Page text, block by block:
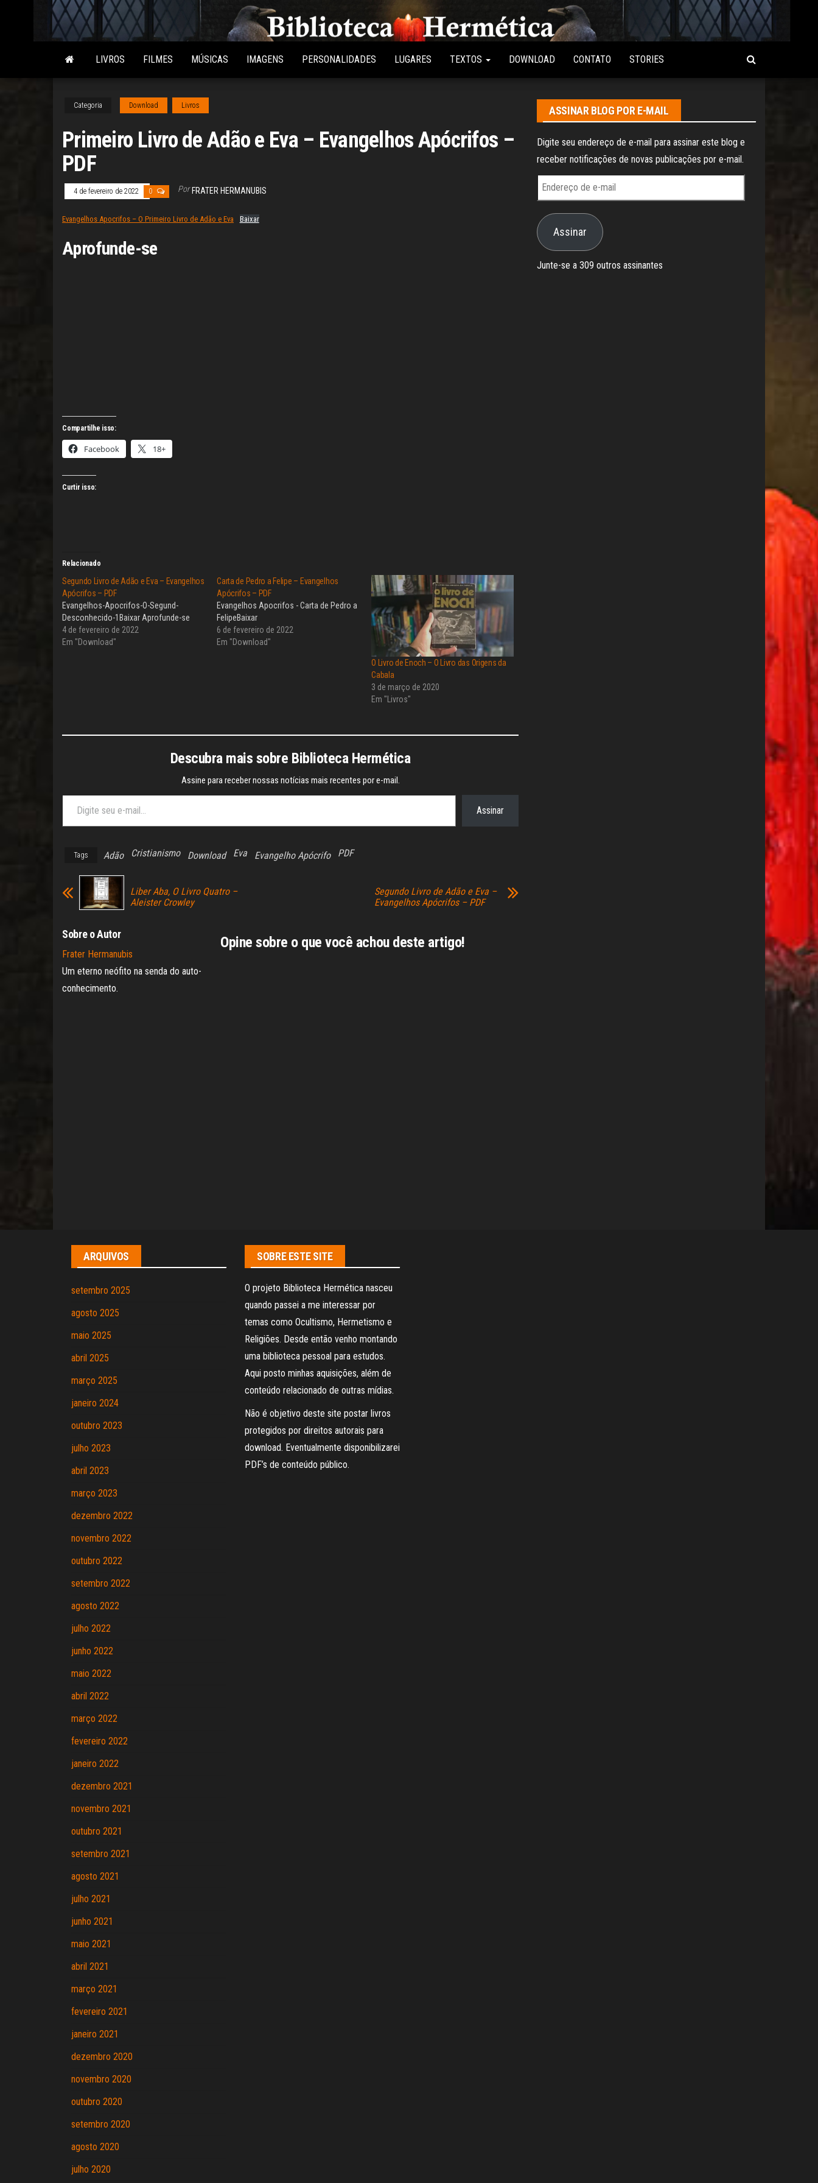
Biblioteca
Hermética
Conteúdo
sobre
Hermetismo,
Ocultismo,
LIVROS FILMES MÚSICAS IMAGENS PERSONALIDADES LUGARES TEXTOS DOWNLOAD CONTATO STORIES
Categoria Download Livros
Primeiro Livro de Adão e Eva – Evangelhos Apócrifos –
PDF
4 de fevereiro de 2022 0 Por FRATER HERMANUBIS
Evangelhos Apocrifos – O Primeiro Livro de Adão e Eva Baixar
Aprofunde-se
Compartilhe isso:
Facebook 18+
Curtir isso:
Relacionado
Segundo Livro de Adão e Eva – Evangelhos
Apócrifos – PDF
Evangelhos-Apocrifos-O-Segund-
Desconhecido-1Baixar Aprofunde-se
4 de fevereiro de 2022
Em "Download"
Carta de Pedro a Felipe – Evangelhos
Apócrifos – PDF
Evangelhos Apocrifos - Carta de Pedro a
FelipeBaixar
6 de fevereiro de 2022
Em "Download"
O Livro de Enoch – O Livro das Origens da
Cabala
3 de março de 2020
Em "Livros"
Descubra mais sobre Biblioteca Hermética
Assine para receber nossas notícias mais recentes por e-mail.
Digite seu e-mail…
Assinar
Tags Adão Cristianismo Download Eva Evangelho Apócrifo PDF
Liber Aba, O Livro Quatro –
Aleister Crowley
Segundo Livro de Adão e Eva –
Evangelhos Apócrifos – PDF
Sobre o Autor
Frater Hermanubis
Um eterno neófito na senda do auto-
conhecimento.
Opine sobre o que você achou deste artigo!
ASSINAR BLOG POR E-MAIL
Digite seu endereço de e-mail para assinar este blog e
receber notificações de novas publicações por e-mail.
Endereço
de
e-
mail Assinar
Junte-se a 309 outros assinantes
ARQUIVOS
setembro 2025
agosto 2025
maio 2025
abril 2025
março 2025
janeiro 2024
outubro 2023
julho 2023
abril 2023
março 2023
dezembro 2022
novembro 2022
outubro 2022
setembro 2022
agosto 2022
julho 2022
junho 2022
maio 2022
abril 2022
março 2022
fevereiro 2022
janeiro 2022
dezembro 2021
novembro 2021
outubro 2021
setembro 2021
agosto 2021
julho 2021
junho 2021
maio 2021
abril 2021
março 2021
fevereiro 2021
janeiro 2021
dezembro 2020
novembro 2020
outubro 2020
setembro 2020
agosto 2020
julho 2020
SOBRE ESTE SITE
O projeto Biblioteca Hermética nasceu
quando passei a me interessar por
temas como Ocultismo, Hermetismo e
Religiões. Desde então venho montando
uma biblioteca pessoal para estudos.
Aqui posto minhas aquisições, além de
conteúdo relacionado de outras mídias.
Não é objetivo deste site postar livros
protegidos por direitos autorais para
download. Eventualmente disponibilizarei
PDF’s de conteúdo público.